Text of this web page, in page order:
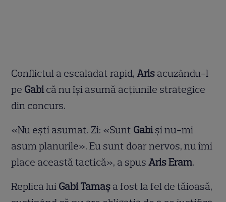
Conflictul a escaladat rapid,Aris acuzându-l
pe Gabică nu își asumă acțiunile strategice
din concurs.
«Nu ești asumat. Zi: «Sunt Gabiși nu-mi
asum planurile». Eu sunt doar nervos, nu îmi
place această tactică», a spusAris Eram.
Replica lui Gabi Tamaș a fost la fel de tăioasă,